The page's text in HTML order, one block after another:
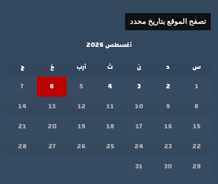
تصفح الموقع بتاريخ محدد
أغسطس 2026
س
د ن ث أرب خ
ج
1
2
3
4
5
6
7
8
9
10
11
12
13
14
15
16
17
18
19
20
21
22
23
24
25
26
27
28
29
30
31